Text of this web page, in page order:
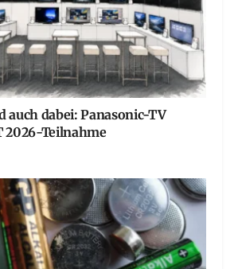
dabei: Panasonic-TV
2026-Teilnahme